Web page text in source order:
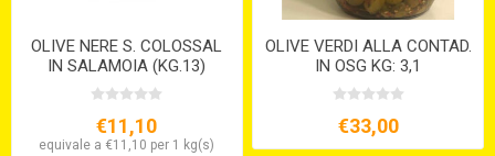
OLIVE NERE S. COLOSSAL
IN SALAMOIA (KG.13)
€11,10
equivale a €11,10 per 1 kg(s)
OLIVE VERDI ALLA CONTAD.
IN OSG KG: 3,1
€33,00